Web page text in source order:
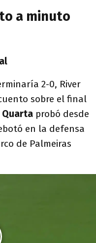
a minuto
2-0, River
sobre el final
Quarta probó desde
en la defensa
de Palmeiras